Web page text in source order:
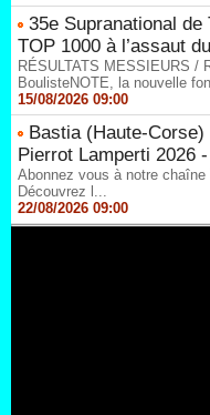
35e Supranational
TOP 1000 à l’assaut
RÉSULTATS MESSIEURS
BoulisteNOTE, la nouvelle
15/08/2026 09:00
Bastia (Haute-
Pierrot Lamperti 2026
Abonnez vous à notre
Découvrez l...
22/08/2026 09:00